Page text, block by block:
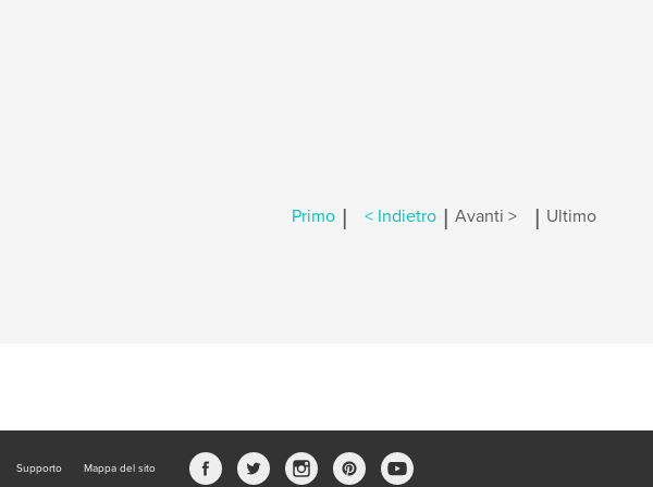
Primo | < Indietro | Avanti > | Ultimo
Supporto Mappa del sito